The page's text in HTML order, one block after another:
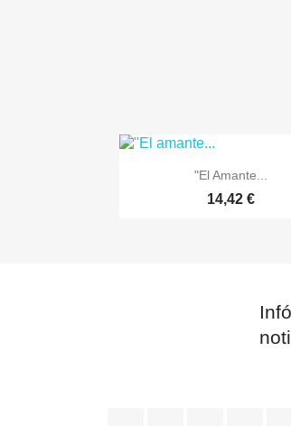
 Vista rápida
"El Amante...
14,42 €